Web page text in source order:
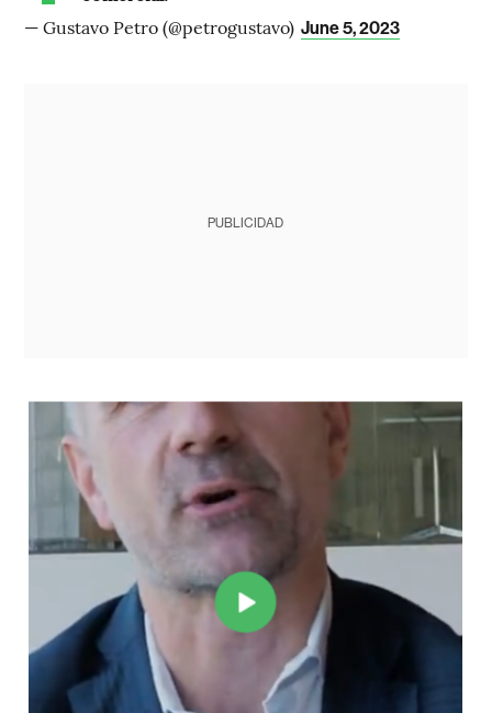
— Gustavo Petro (@petrogustavo) June 5, 2023
PUBLICIDAD